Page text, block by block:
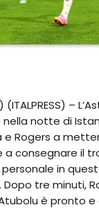
(ITALPRESS) –
notte di
e Rogers a
a consegnare il
in
tre minuti,
è pronto e